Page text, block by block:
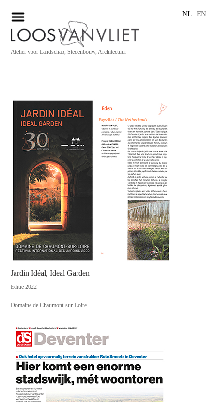
NL| EN
Atelier voor Landschap, Stedenbouw, Architectuur
Jardin Idéal, Ideal Garden
Editie 2022
Domaine de Chaumont-sur-Loire